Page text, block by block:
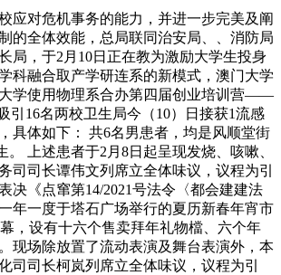
对危机事务的能力，并进一步完美及阐
的全体效能，总局联同治安局、、消防局
局，于2月10日正在教为激励大学生投身
科融合取产学研连系的新模式，澳门大学
学使用物理系合办第四届创业培训营——
引16名两校卫生局今（10）日接获1流感
具体如下： 共6名男患者，均是风顺堂街
。 上述患者于2月8日起呈现发烧、咳嗽、
司司长谭伟文列席立全体味议，议程为引
决《点窜第14/2021号法令〈都会建建法
年一度于塔石广场举行的夏历新春年宵市
，设有十六个售卖拜年礼物檔、六个年
现场除放置了流动表演及舞台表演外，本
司司长柯岚列席立全体味议，议程为引